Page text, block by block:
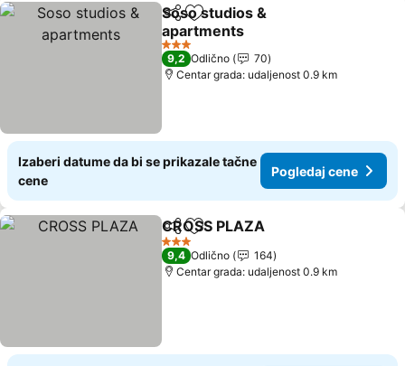
Deli Dodati u favorite
Soso studios &
apartments
3 Zvezdice
9,2 Odlično
70
Centar grada: udaljenost 0.9 km
Izaberi datume da bi se prikazale tačne
cene
Pogledaj cene
Deli Dodati u favorite
CROSS PLAZA
3 Zvezdice
9,4 Odlično
164
Centar grada: udaljenost 0.9 km